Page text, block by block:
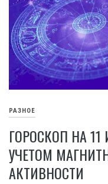
РАЗНОЕ
ГОРОСКОП НА
УЧЕТОМ
АКТИВНОСТИ